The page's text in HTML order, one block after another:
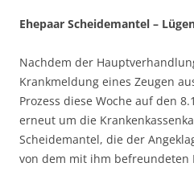
Ehepaar Scheidemantel –
Nachdem der
Krankmeldung eines Zeugen
Prozess diese Woche auf den
erneut um die
Scheidemantel, die der
von dem mit ihm befreundeten